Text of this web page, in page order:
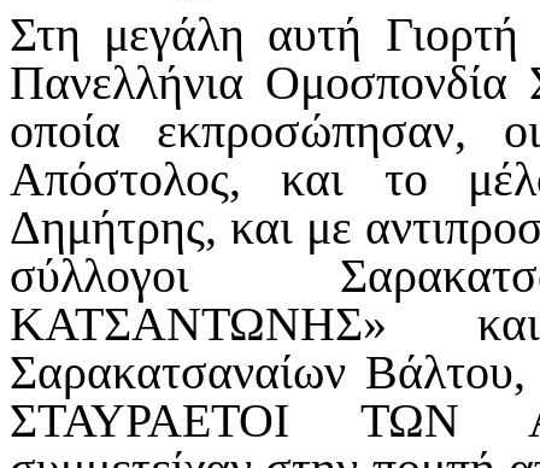
Στη μεγάλη αυτή
Πανελλήνια Ομοσπονδία
οποία εκπροσώπησαν,
Απόστολος, και το
Δημήτρης, και με
σύλλογοι
ΚΑΤΣΑΝΤΩΝΗΣ»
Σαρακατσαναίων
ΣΤΑΥΡΑΕΤΟΙ ΤΩΝ